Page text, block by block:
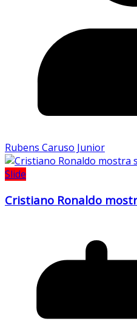
Rubens Caruso Junior
Slide
Cristiano Ronaldo